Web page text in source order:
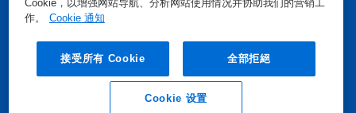
Cookie，以增强网站导航、分析网站使用情况并协助我们的营销工
作。
Cookie 通知
接受所有 Cookie 全部拒絕
Cookie 设置
安全数据表 | 隐私政策|使用条款